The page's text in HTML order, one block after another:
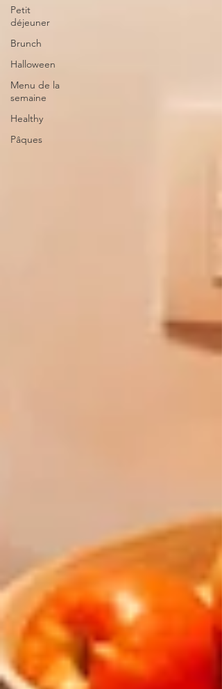
Petit
déjeuner
Brunch
Halloween
Menu de la
semaine
Healthy
Pâques